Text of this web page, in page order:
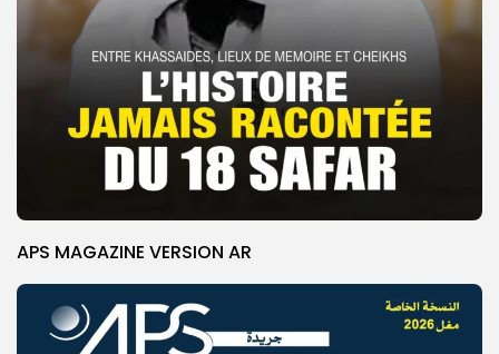
APS MAGAZINE VERSION AR